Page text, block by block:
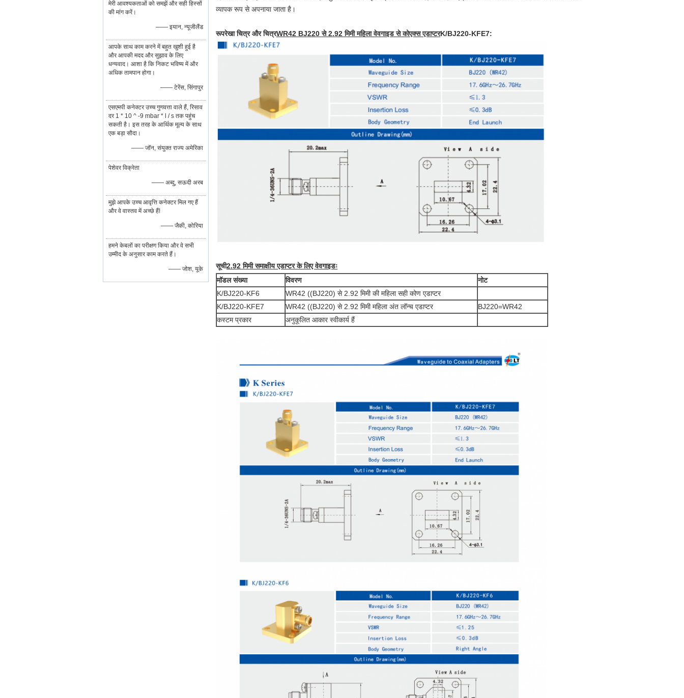
मेरी आवश्यकताओं को समझें और सही हिस्सों
की मांग करें।
—— इयान, न्यूजीलैंड
आपके साथ काम करने में बहुत खुशी हुई है
और आपकी मदद और सुझाव के लिए
धन्यवाद। आशा है कि निकट भविष्य में और
अधिक तामपान होगा।
—— टेरेंस, सिंगापुर
एसएमपी कनेक्टर उच्च गुणवत्ता वाले हैं, रिसाव
दर 1 * 10 ^ -9 mbar * l / s तक पहुंच
सकती है। इस तरह के आर्थिक मूल्य के साथ
एक बड़ा सौदा।
—— जॉन, संयुक्त राज्य अमेरिका
पेशेवर विक्रेता
—— अब्दु, सऊदी अरब
मुझे आपके उच्च आवृत्ति कनेक्टर मिल गए हैं
और वे वास्तव में अच्छे हैं!
—— जैकी, कोरिया
हमने केबलों का परीक्षण किया और वे सभी
उम्मीद के अनुसार काम करते हैं।
—— जोश, यूके
व्यापक रूप से अपनाया जाता है।
रूपरेखा चित्र और चित्रWR42 BJ220 से 2.92 मिमी महिला वेवगाइड से कोएक्स एडाप्टरK/BJ220-KFE7:
सूची2.92 मिमी समाक्षीय एडाप्टर के लिए वेवगाइडः
मॉडल संख्या
विवरण
नोट
K/BJ220-KF6
WR42 ((BJ220) से 2.92 मिमी की महिला सही कोण एडाप्टर
K/BJ220-KFE7
WR42 ((BJ220) से 2.92 मिमी महिला अंत लॉन्च एडाप्टर
BJ220=WR42
कस्टम प्रकार
अनुकूलित आकार स्वीकार्य हैं